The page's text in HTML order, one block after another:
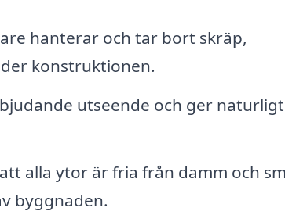
hanterar och tar bort skräp,
konstruktionen.
utseende och ger
alla ytor är fria från damm och
byggnaden.